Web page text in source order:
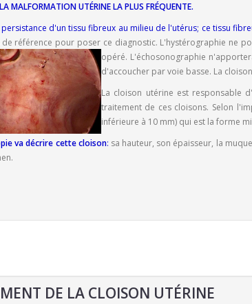
MALFORMATION UTÉRINE LA PLUS FRÉQUENTE.
d'un tissu fibreux au milieu de l'utérus; ce tissu
de référence pour poser ce diagnostic. L'hystérographie ne
opéré. L'échosonographie
d'accoucher par voie basse. La
La cloison utérine est responsable
traitement de ces cloisons. Selon
inférieure à 10 mm) qui est la forme
va décrire cette cloison: sa hauteur, son épaisseur, la
DE LA CLOISON UTÉRINE